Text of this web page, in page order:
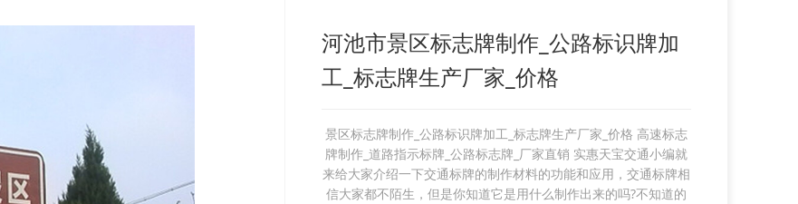
河池市景区标志牌制作_公路标识牌加
工_标志牌生产厂家_价格
景区标志牌制作_公路标识牌加工_标志牌生产厂家_价格 高速标志
牌制作_道路指示标牌_公路标志牌_厂家直销 实惠天宝交通小编就
来给大家介绍一下交通标牌的制作材料的功能和应用，交通标牌相
信大家都不陌生，但是你知道它是用什么制作出来的吗?不知道的